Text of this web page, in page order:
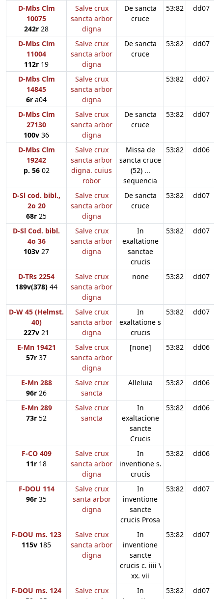
D-Mbs Clm
10075
242r 28
Salve crux
sancta arbor
digna
De sancta
cruce
53:82 dd07
D-Mbs Clm
11004
112r 19
Salve crux
sancta arbor
digna
De sancta
cruce
53:82 dd07
D-Mbs Clm
14845
6r a04
Salve crux
sancta arbor
digna
53:82 dd07
D-Mbs Clm
27130
100v 36
Salve crux
sancta arbor
digna
De sancta
cruce
53:82 dd07
D-Mbs Clm
19242
p. 5602
Salve crux
sancta arbor
digna. cuius
robor
Missa de
sancta cruce
(52) ...
sequencia
53:82 dd06
D-Sl cod. bibl.,
2o 20
68r 25
Salve crux
sancta arbor
digna
De sancta
cruce
53:82 dd07
D-Sl Cod. bibl.
4o 36
103v 27
Salve crux
sancta arbor
digna
In
exaltatione
sanctae
crucis
53:82 dd07
D-TRs 2254
189v(378) 44
Salve crux
sancta arbor
digna
none 53:82 dd07
D-W 45 (Helmst.
40)
227v 21
Salve crux
sancta arbor
digna
In
exaltatione s
crucis
53:82 dd07
E-Mn 19421
57r 37
Salve crux
sancta arbor
digna
[none] 53:82 dd06
E-Mn 288
96r 26
Salve crux
sancta
Alleluia 53:82 dd06
E-Mn 289
73r 52
Salve crux
sancta
In
exaltacione
sancte
Crucis
53:82 dd06
F-CO 409
11r 18
Salve crux
sancta arbor
digna
In
inventione s.
crucis
53:82 dd06
F-DOU 114
96r 35
Salve crux
santa arbor
digna
In
inventione
sancte
crucis Prosa
53:82 dd07
F-DOU ms. 123
115v 185
Salve crux
sancta arbor
digna
In
inventione
sancte
crucis c. iiii \
xx. vii
53:82 dd07
F-DOU ms. 124
Salve crux
In
53:82 dd07